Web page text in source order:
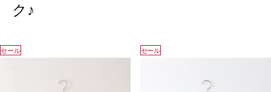
ク♪
セール セール